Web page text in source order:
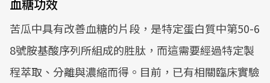
血糖功效
苦瓜中具有改善血糖的片段，是特定蛋白質中第50-6
8號胺基酸序列所組成的胜肽，而這需要經過特定製
程萃取、分離與濃縮而得。目前，已有相關臨床實驗